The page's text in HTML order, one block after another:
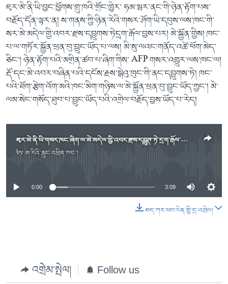
གངས་རིའི་བྲག་ཅ།
བུད་མེད།
སོ་ཡ་ལ། བོད་ཀྱི་གླུ་གཞས།
ཇྭར་མེ་ནི་ཡི་བྱང་ཕྱོགས་གྲུ་ཁའི་གྲོང་ཁྱེར་ ཧམ་སྦར་ནང་གི་ཉེན་རྟོག་པས་
བརྗོད་དོན་ལྟར་ན། ས་གནས་ཀྱི་ཉིན་རེའི་གསར་ཤོག་ཡི་དབུས་ལས་ཁང་གི་
སར་མེ་མདེལ་གྱི་འབར་རྫས་དབྱུགས་ཏེདྲག་རྒོལ་བྱས་པར། མེ་སྐྱོན་གྱིས། ཁང་
པ་ལ་གཏོར་སྐྱོན་ཕྲན་བུ་བྱུང་ཡོད་པ་ལས། མི་སུ་ལའང་གནོད་འཚེ་ཕོག་མེད་
ཅིང་། ཉེན་རྟོག་པའི་མགྲིན་ཚབ་པ་ཞིག་གིས་ AFP གསར་འགྱུར་ལས་ཁང་ལ།
རྡོ་དང་མེ་འབར་བཞིན་པའི་དངོས་རྗས་སྒེའུ་ཁུང་གི་ནང་དབྱུགས་ཏེ། ཁང་
པའི་ཐོག་རྩེག་འོག་མའི་ཁང་མིག་གཉིས་ལ་མེ་སྐྱོན་ཕྲན་བུ་བྱུང་ཡོད་ཀྱང་། མེ་
ལམ་སེང་གསོད་ཐུབ་པ་བྱུང་ཡོད་པའི་འགྲེལ་བརྗོད་བྱས་ཡོད་པ་རེད།
ཇྭར་མེ་ནི་ཡི་གསར་ཁང་ཞིག་ལ་མེ་མདེལ་གྱི་འབར་རྫས་དབྱུཊ་ཏེ་དྲག་རྒོལ་བྱས་ཡོད་པ།
byཨ་རིའི་རླུང་འཕྲིན་ཁང་།No media source currently available
0:00 3:09
ཐད་ཀར་ཕབ་ལེན་གྱི་དྲ་འབྲེལ།
འགྲེམ་སྤེལ། Follow us